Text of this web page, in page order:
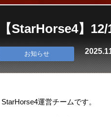
【StarHorse4】
お知らせ
StarHorse4運営チームです。